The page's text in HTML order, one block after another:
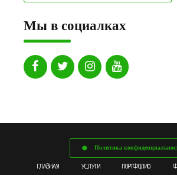
Мы в социалках
Политика
ГЛАВНАЯ УСЛУГИ ПОРТФОЛИО